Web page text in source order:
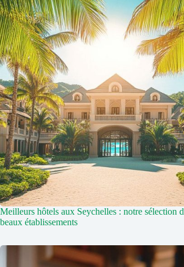
Meilleurs hôtels aux Seychelles : notre sélection
beaux établissements